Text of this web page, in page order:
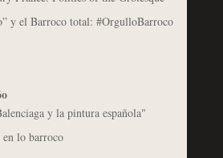
y el Barroco total: #OrgulloBarroco
y la pintura española"
lo barroco